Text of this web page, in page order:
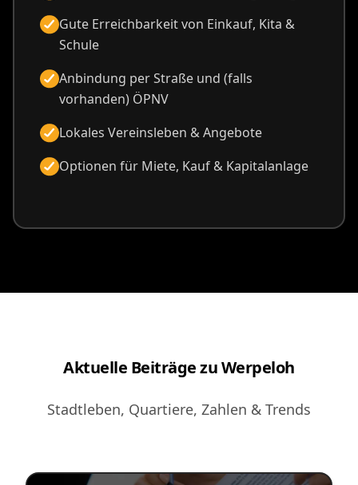
Gute Erreichbarkeit von Einkauf, Kita &
Schule
Anbindung per Straße und (falls
vorhanden) ÖPNV
Lokales Vereinsleben & Angebote
Optionen für Miete, Kauf & Kapitalanlage
Aktuelle Beiträge zu Werpeloh
Stadtleben, Quartiere, Zahlen & Trends